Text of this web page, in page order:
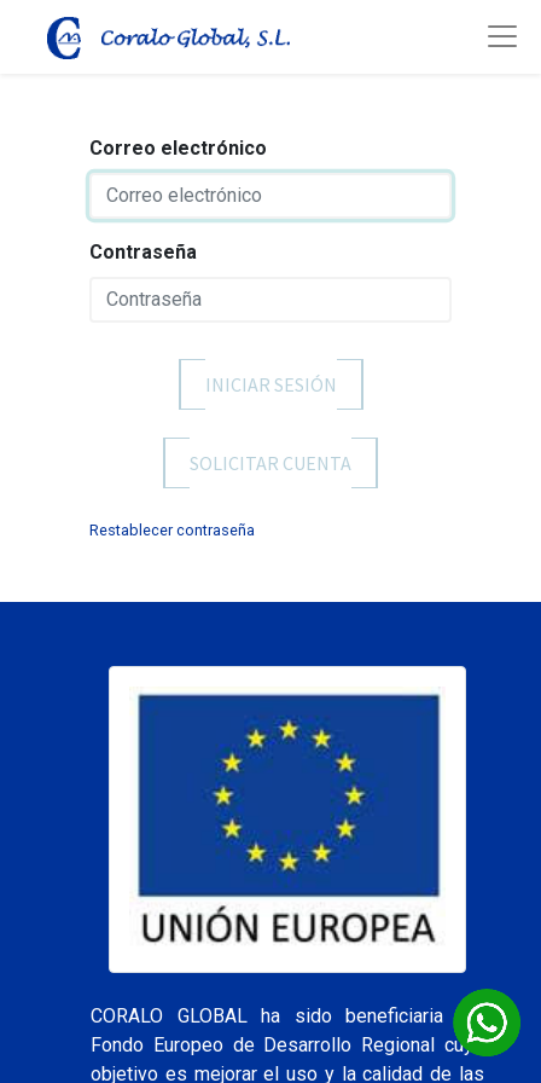
Correo electrónico
Contraseña
INICIAR SESIÓN
SOLICITAR CUENTA
Restablecer contraseña
CORALO GLOBAL ha sido beneficiaria del
Fondo Europeo de Desarrollo Regional cuyo
objetivo es mejorar el uso y la calidad de las